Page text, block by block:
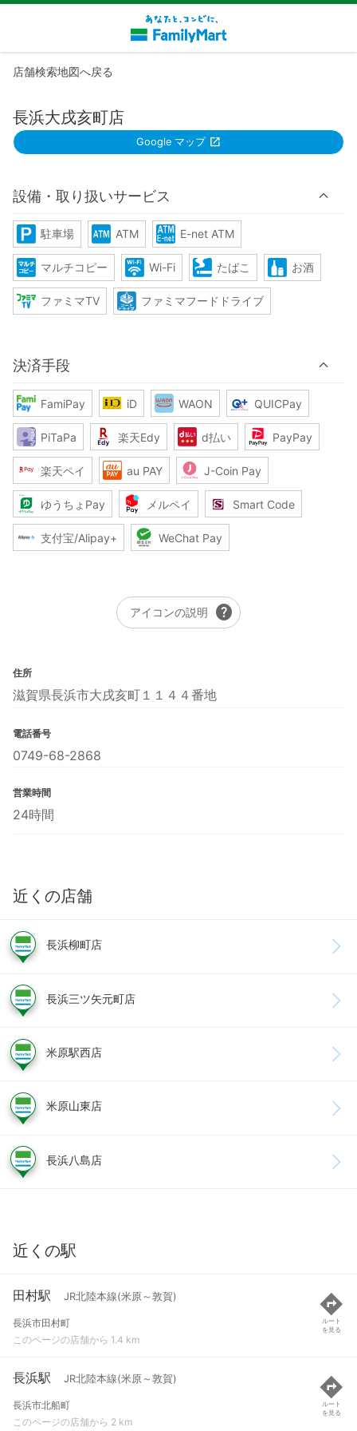
店舗検索地図へ戻る
長浜大戌亥町店
Google マップ
設備・取り扱いサービス
駐車場 ATM E-net ATM
マルチコピー Wi-Fi たばこ お酒
ファミマTV ファミマフードドライブ
決済手段
FamiPay iD WAON QUICPay
PiTaPa 楽天Edy d払い PayPay
楽天ペイ au PAY J-Coin Pay
ゆうちょPay メルペイ Smart Code
支付宝/Alipay+ WeChat Pay
アイコンの説明 help
住所
滋賀県長浜市大戌亥町１１４４番地
電話番号
0749-68-2868
営業時間
24時間
近くの店舗
長浜柳町店
長浜三ツ矢元町店
米原駅西店
米原山東店
長浜八島店
近くの駅
田村駅 JR北陸本線(米原～敦賀)
長浜市田村町
このページの店舗から 1.4 km
ルート
を見る
長浜駅 JR北陸本線(米原～敦賀)
長浜市北船町
このページの店舗から 2 km
ルート
を見る